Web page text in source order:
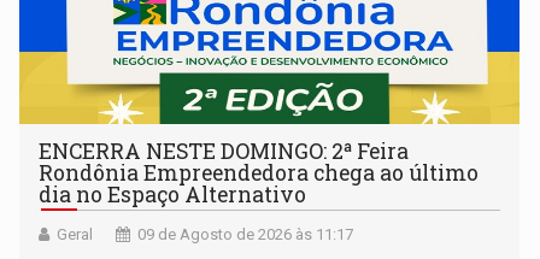
ENCERRA NESTE DOMINGO: 2ª Feira
Rondônia Empreendedora chega ao último
dia no Espaço Alternativo
Geral 09 de Agosto de 2026 às 11:17